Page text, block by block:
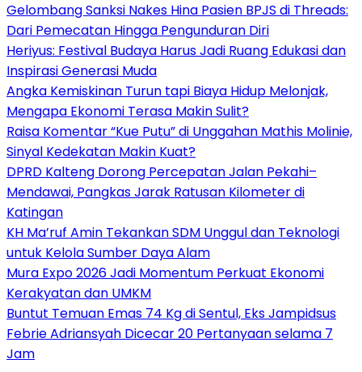
Gelombang Sanksi Nakes Hina Pasien BPJS di Threads:
Dari Pemecatan Hingga Pengunduran Diri
Heriyus: Festival Budaya Harus Jadi Ruang Edukasi dan
Inspirasi Generasi Muda
Angka Kemiskinan Turun tapi Biaya Hidup Melonjak,
Mengapa Ekonomi Terasa Makin Sulit?
Raisa Komentar “Kue Putu” di Unggahan Mathis Molinie,
Sinyal Kedekatan Makin Kuat?
DPRD Kalteng Dorong Percepatan Jalan Pekahi–
Mendawai, Pangkas Jarak Ratusan Kilometer di
Katingan
KH Ma’ruf Amin Tekankan SDM Unggul dan Teknologi
untuk Kelola Sumber Daya Alam
Mura Expo 2026 Jadi Momentum Perkuat Ekonomi
Kerakyatan dan UMKM
Buntut Temuan Emas 74 Kg di Sentul, Eks Jampidsus
Febrie Adriansyah Dicecar 20 Pertanyaan selama 7
Jam